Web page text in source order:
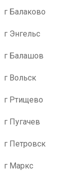
г Балаково
г Энгельс
г Балашов
г Вольск
г Ртищево
г Пугачев
г Петровск
г Маркс